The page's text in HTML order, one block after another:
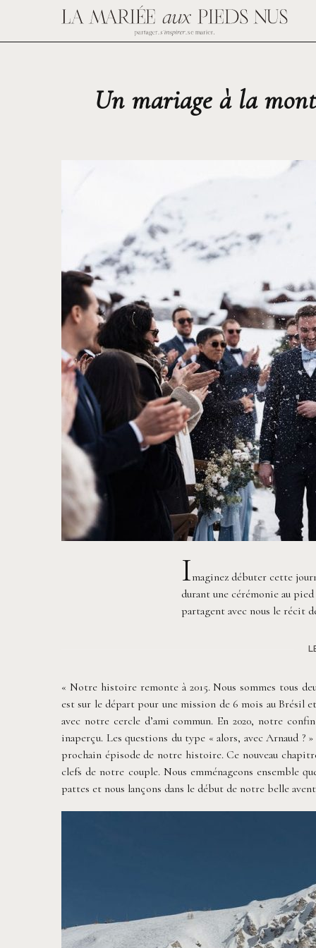
Un mariage à la
Imaginez débuter cette
durant une cérémonie au
partagent avec nous le récit
« Notre histoire remonte à 2015. Nous sommes tous
est sur le départ pour une mission de 6 mois au Brésil
avec notre cercle d’ami commun. En 2020, notre
inaperçu. Les questions du type « alors, avec Arnaud
prochain épisode de notre histoire. Ce nouveau
clefs de notre couple. Nous emménageons ensemble
pattes et nous lançons dans le début de notre belle